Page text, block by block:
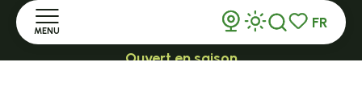
MENU
Voir les
Recherche
FR
Ouvert en saison